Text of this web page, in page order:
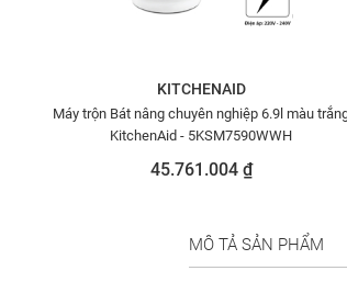
KITCHENAID
Máy trộn Bát nâng chuyên nghiệp 6.9l màu
KitchenAid - 5KSM7590WWH
45.761.004 ₫
MÔ TẢ SẢN PHẨM